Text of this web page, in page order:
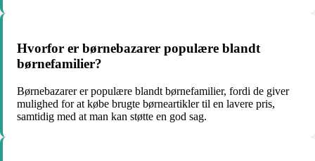
Hvorfor er børnebazarer populære blandt
børnefamilier?
Børnebazarer er populære blandt børnefamilier, fordi de giver
mulighed for at købe brugte børneartikler til en lavere pris,
samtidig med at man kan støtte en god sag.